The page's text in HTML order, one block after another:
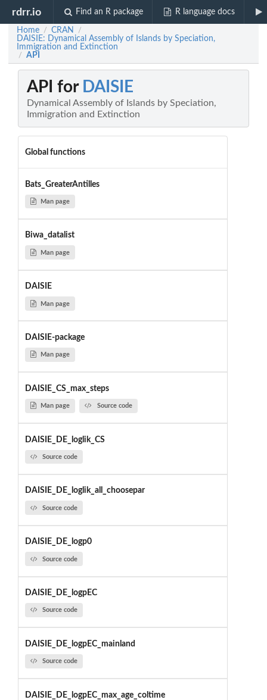
rdrr.io Find an R package R language docs
Home / CRAN /
DAISIE: Dynamical Assembly of Islands by Speciation,
Immigration and Extinction
/ API
API for DAISIE
Dynamical Assembly of Islands by Speciation,
Immigration and Extinction
Global functions
Bats_GreaterAntilles
Man page
Biwa_datalist
Man page
DAISIE
Man page
DAISIE-package
Man page
DAISIE_CS_max_steps
Man page Source code
DAISIE_DE_loglik_CS
Source code
DAISIE_DE_loglik_all_choosepar
Source code
DAISIE_DE_logp0
Source code
DAISIE_DE_logpEC
Source code
DAISIE_DE_logpEC_mainland
Source code
DAISIE_DE_logpEC_max_age_coltime